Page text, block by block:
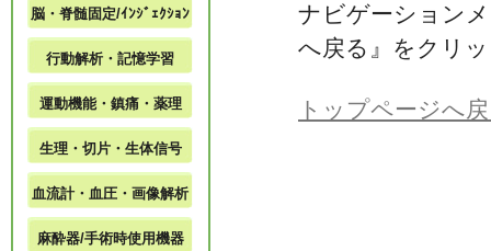
ナビゲーション
へ戻る』をクリ
トップページへ
脳・脊髄固定/ｲﾝｼﾞｪｸｼｮﾝ
行動解析・記憶学習
運動機能・鎮痛・薬理
生理・切片・生体信号
血流計・血圧・画像解析
麻酔器/手術時使用機器